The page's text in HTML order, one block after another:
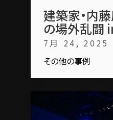
建築家・内
の場外乱闘
7月 24, 2025
その他の事例